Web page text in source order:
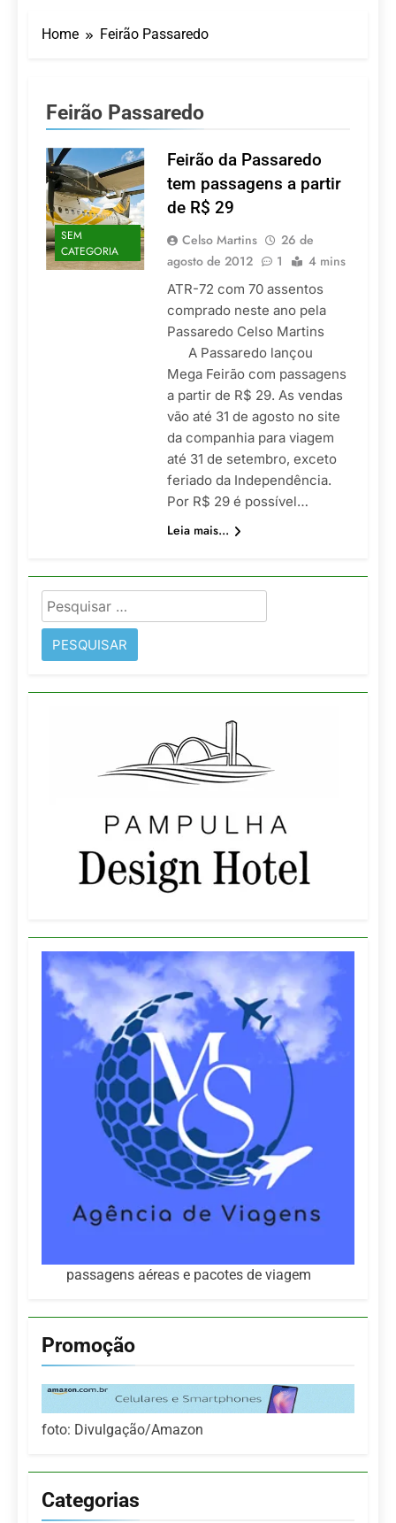
nos aeroportos da
7 De Agosto De 2026
de lazer e corporativo
7 De Agosto De 2026
Executivo com carreira
Balanger assume
comando do Wyndham
São Paulo Ibirapuera
5 De Agosto De 2026
LATAM anuncia 42
rotas na primeira fase
de operação do
5 De Agosto De 2026
Azul retoma voos
diretos entre Porto
Alegre e Montevidéu
em dezembro
Home Feirão Passaredo
Feirão Passaredo
SEM
CATEGORIA
Feirão da Passaredo
tem passagens a partir
de R$ 29
Celso Martins
26 de
agosto de 2012
1 4 mins
ATR-72 com 70 assentos
comprado neste ano pela
Passaredo Celso Martins
A Passaredo lançou
Mega Feirão com passagens
a partir de R$ 29. As vendas
vão até 31 de agosto no site
da companhia para viagem
até 31 de setembro, exceto
feriado da Independência.
Por R$ 29 é possível…
Leia mais...
Pesquisar
por:
passagens aéreas e pacotes de viagem
Promoção
foto: Divulgação/Amazon
Categorias